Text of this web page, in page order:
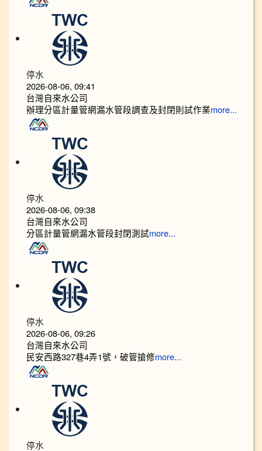
停水
2026-08-06, 09:41
台灣自來水公司
辦理分區計量管網漏水管段調查及封閉則試作業more...
停水
2026-08-06, 09:38
台灣自來水公司
分區計量管網漏水管段封閉測試more...
停水
2026-08-06, 09:26
台灣自來水公司
民安西路327巷4弄1號，破管搶修more...
停水